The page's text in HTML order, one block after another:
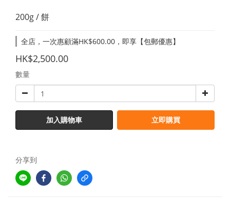
200g / 餅
全店，一次惠顧滿HK$600.00，即享【包郵優惠】
HK$2,500.00
數量
加入購物車 立即購買
分享到